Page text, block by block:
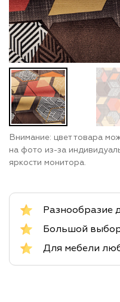
Внимание: цвет товара
на фото из-за
яркости монитора.
Разнообразие
Большой
Для мебели